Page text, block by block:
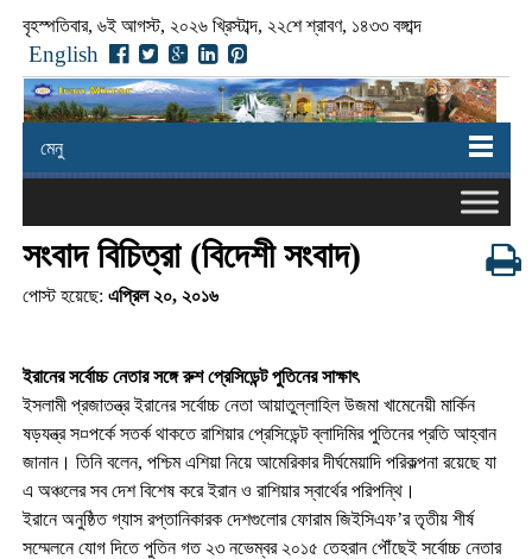
বৃহস্পতিবার, ৬ই আগস্ট, ২০২৬ খ্রিস্টাব্দ, ২২শে শ্রাবণ, ১৪৩৩ বঙ্গাব্দ
English
মেনু
সংবাদ বিচিত্রা (বিদেশী সংবাদ)
পোস্ট হয়েছে: এপ্রিল ২০, ২০১৬
ইরানের সর্বোচ্চ নেতার সঙ্গে রুশ প্রেসিডেন্ট পুতিনের সাক্ষাৎ
ইসলামী প্রজাতন্ত্র ইরানের সর্বোচ্চ নেতা আয়াতুল্লাহিল উজমা খামেনেয়ী মার্কিন
ষড়যন্ত্র স¤পর্কে সতর্ক থাকতে রাশিয়ার প্রেসিডেন্ট ব্লাদিমির পুতিনের প্রতি আহ্বান
জানান। তিনি বলেন, পশ্চিম এশিয়া নিয়ে আমেরিকার দীর্ঘমেয়াদি পরিকল্পনা রয়েছে যা
এ অঞ্চলের সব দেশ বিশেষ করে ইরান ও রাশিয়ার স্বার্থের পরিপন্থি।
ইরানে অনুষ্ঠিত গ্যাস রপ্তানিকারক দেশগুলোর ফোরাম জিইসিএফ’র তৃতীয় শীর্ষ
সম্মেলনে যোগ দিতে পুতিন গত ২৩ নভেম্বর ২০১৫ তেহরান পৌঁছেই সর্বোচ্চ নেতার